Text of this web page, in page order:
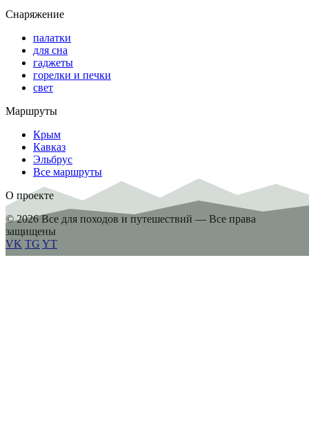
Снаряжение
палатки
для сна
гаджеты
горелки и печки
свет
Маршруты
Крым
Кавказ
Эльбрус
Все маршруты
О проекте
© 2026 Все для походов и путешествий — Все права
защищены
VK TG YT